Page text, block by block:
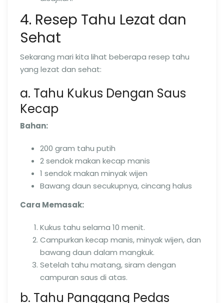
4. Resep Tahu Lezat dan
Sehat
Sekarang mari kita lihat beberapa resep tahu
yang lezat dan sehat:
a. Tahu Kukus Dengan Saus
Kecap
Bahan:
200 gram tahu putih
2 sendok makan kecap manis
1 sendok makan minyak wijen
Bawang daun secukupnya, cincang halus
Cara Memasak:
Kukus tahu selama 10 menit.
Campurkan kecap manis, minyak wijen, dan
bawang daun dalam mangkuk.
Setelah tahu matang, siram dengan
campuran saus di atas.
b. Tahu Panggang Pedas